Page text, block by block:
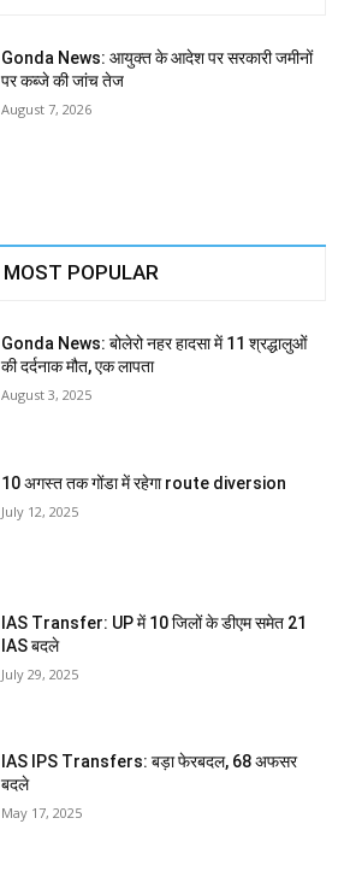
Gonda News: आयुक्त के आदेश पर सरकारी जमीनों
पर कब्जे की जांच तेज
August 7, 2026
MOST POPULAR
Gonda News: बोलेरो नहर हादसा में 11 श्रद्धालुओं
की दर्दनाक मौत, एक लापता
August 3, 2025
10 अगस्त तक गोंडा में रहेगा route diversion
July 12, 2025
IAS Transfer: UP में 10 जिलों के डीएम समेत 21
IAS बदले
July 29, 2025
IAS IPS Transfers: बड़ा फेरबदल, 68 अफसर
बदले
May 17, 2025